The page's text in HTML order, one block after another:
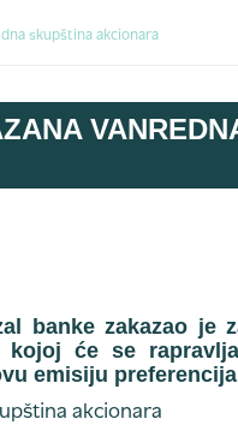
skupština akcionara
banke zakazao je
kojoj će se
emisiju